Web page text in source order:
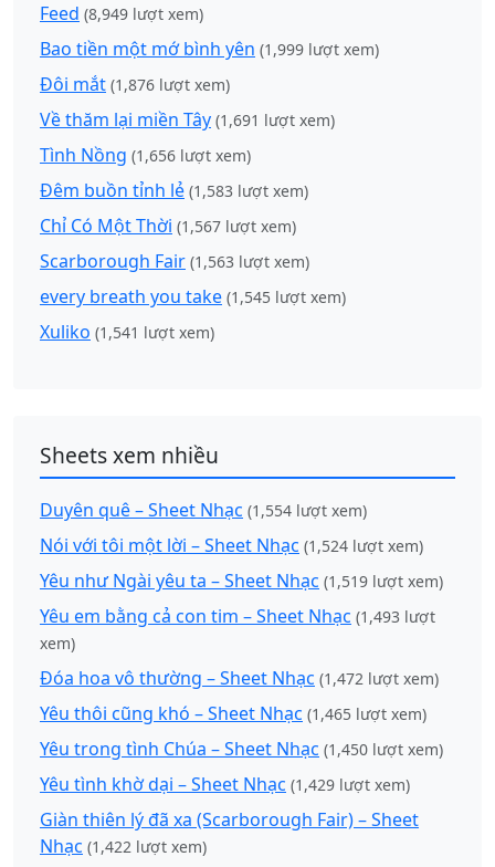
Feed (8,949 lượt xem)
Bao tiền một mớ bình yên (1,999 lượt xem)
Đôi mắt (1,876 lượt xem)
Về thăm lại miền Tây (1,691 lượt xem)
Tình Nồng (1,656 lượt xem)
Đêm buồn tỉnh lẻ (1,583 lượt xem)
Chỉ Có Một Thời (1,567 lượt xem)
Scarborough Fair (1,563 lượt xem)
every breath you take (1,545 lượt xem)
Xuliko (1,541 lượt xem)
Sheets xem nhiều
Duyên quê – Sheet Nhạc (1,554 lượt xem)
Nói với tôi một lời – Sheet Nhạc (1,524 lượt xem)
Yêu như Ngài yêu ta – Sheet Nhạc (1,519 lượt xem)
Yêu em bằng cả con tim – Sheet Nhạc (1,493 lượt
xem)
Đóa hoa vô thường – Sheet Nhạc (1,472 lượt xem)
Yêu thôi cũng khó – Sheet Nhạc (1,465 lượt xem)
Yêu trong tình Chúa – Sheet Nhạc (1,450 lượt xem)
Yêu tình khờ dại – Sheet Nhạc (1,429 lượt xem)
Giàn thiên lý đã xa (Scarborough Fair) – Sheet
Nhạc (1,422 lượt xem)